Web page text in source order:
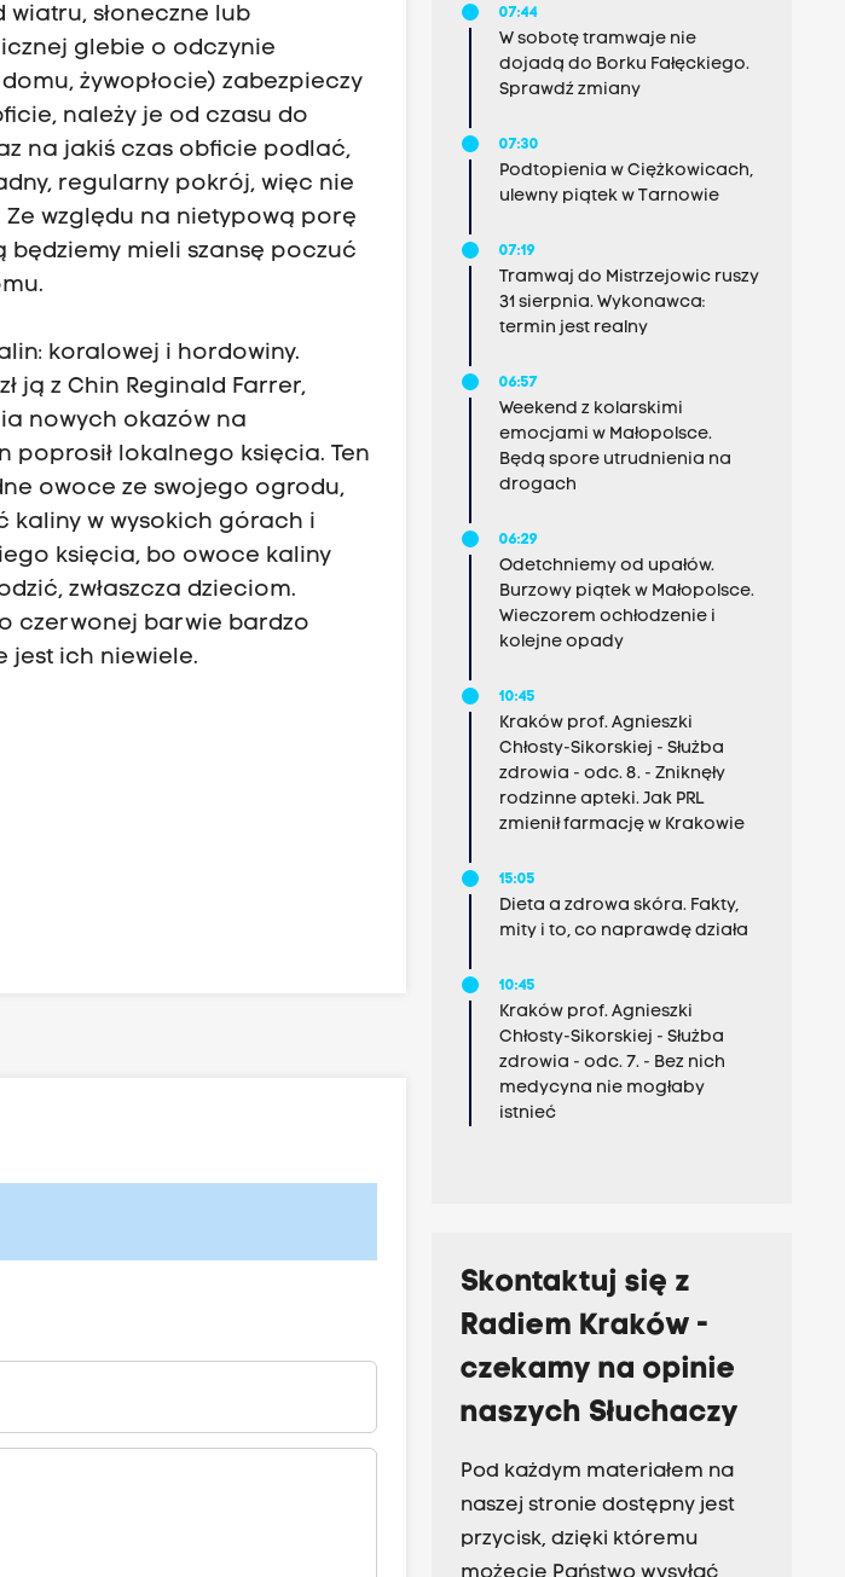
słoneczne lub
glebie o odczynie
żywopłocie) zabezpieczy
należy je od czasu do
na jakiś czas obficie podlać,
regularny pokrój, więc nie
względu na nietypową porę
będziemy mieli szansę poczuć
koralowej i hordowiny.
ją z Chin Reginald Farrer,
nowych okazów na
lokalnego księcia. Ten
owoce ze swojego ogrodu,
kaliny w wysokich górach i
księcia, bo owoce kaliny
zwłaszcza dzieciom.
czerwonej barwie bardzo
jest ich niewiele.
07:44
W sobotę tramwaje nie
dojadą do Borku Fałęckiego.
Sprawdź zmiany
07:30
Podtopienia w Ciężkowicach,
ulewny piątek w Tarnowie
07:19
Tramwaj do Mistrzejowic ruszy
31 sierpnia. Wykonawca:
termin jest realny
06:57
Weekend z kolarskimi
emocjami w Małopolsce.
Będą spore utrudnienia na
drogach
06:29
Odetchniemy od upałów.
Burzowy piątek w Małopolsce.
Wieczorem ochłodzenie i
kolejne opady
10:45
Kraków prof. Agnieszki
Chłosty-Sikorskiej - Służba
zdrowia - odc. 8. - Zniknęły
rodzinne apteki. Jak PRL
zmienił farmację w Krakowie
15:05
Dieta a zdrowa skóra. Fakty,
mity i to, co naprawdę działa
10:45
Kraków prof. Agnieszki
Chłosty-Sikorskiej - Służba
zdrowia - odc. 7. - Bez nich
medycyna nie mogłaby
istnieć
Skontaktuj się z
Radiem Kraków -
czekamy na opinie
naszych Słuchaczy
Pod każdym materiałem na
naszej stronie dostępny jest
przycisk, dzięki któremu